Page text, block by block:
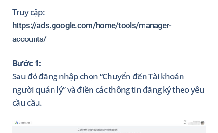
Truy cập:
https://ads.google.com/home/tools/manager-
accounts/
Bước 1:
Sau đó đăng nhập chọn “Chuyển đến Tài khoản
người quản lý” và điền các thông tin đăng ký theo yêu
cầu cầu.